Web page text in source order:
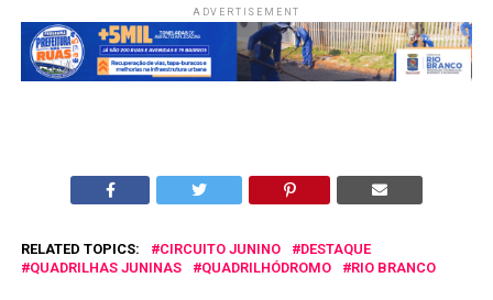
ADVERTISEMENT
RELATED TOPICS: CIRCUITO JUNINO
DESTAQUE
QUADRILHAS JUNINAS
QUADRILHÓDROMO RIO BRANCO